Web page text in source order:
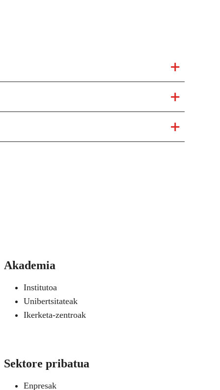
Akademia
Institutoa
Unibertsitateak
Ikerketa-zentroak
Sektore pribatua
Enpresak